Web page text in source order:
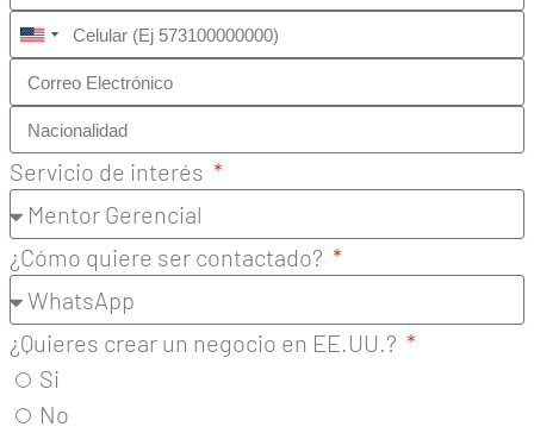
United
States
+1
Servicio de interés
¿Cómo quiere ser contactado?
¿Quieres crear un negocio en EE.UU.?
Si
No